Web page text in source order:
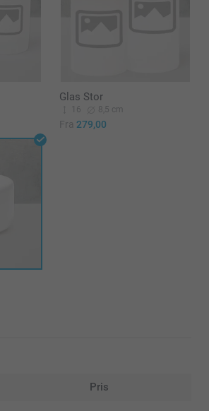
Glas Stor
16 8,5 cm
Fra 279,00
Pris